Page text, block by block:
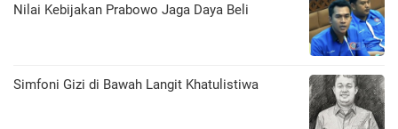
Nilai Kebijakan Prabowo Jaga Daya Beli
​Simfoni Gizi di Bawah Langit Khatulistiwa